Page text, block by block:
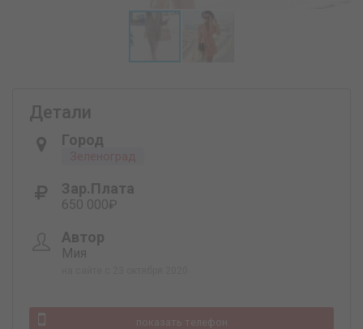
Детали
Город
Зеленоград
Зар.плата
650 000₽
Автор
Мия
показать телефон